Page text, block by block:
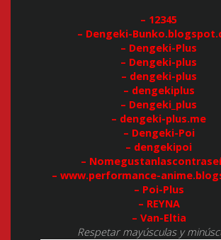
– 12345
– Dengeki-
– Dengeki-Plus
– Dengeki-plus
– dengeki-plus
– dengekiplus
– Dengeki_plus
– dengeki-plus.me
– Dengeki-Poi
– dengekipoi
–
– www.performance-
– Poi-Plus
– REYNA
– Van-Eltia
Respetar mayúsculas y